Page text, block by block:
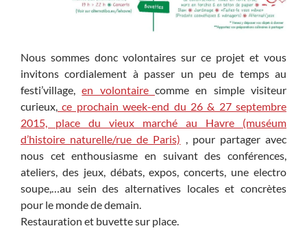
Nous sommes donc volontaires sur ce projet et vous
invitons cordialement à passer un peu de temps au
festi’village,en volontairecomme en simple visiteur
curieux, ce prochain week-end du 26 & 27 septembre
2015, place du vieux marché au Havre (muséum
d’histoire naturelle/rue de Paris) , pour partager avec
nous cet enthousiasme en suivant des conférences,
ateliers, des jeux, débats, expos, concerts, une electro
soupe,…au sein des alternatives locales et concrètes
pour le monde de demain.
Restauration et buvette sur place.